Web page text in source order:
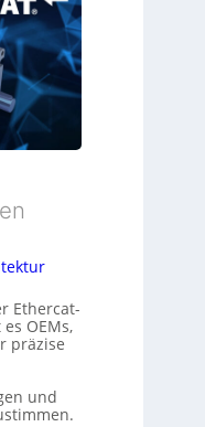
Ethercat-
OEMs,
präzise
und